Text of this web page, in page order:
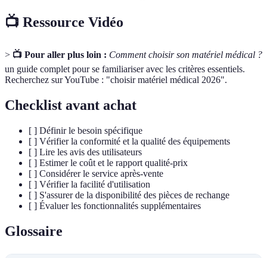
📺 Ressource Vidéo
> 📺 Pour aller plus loin : Comment choisir son matériel médical ?
un guide complet pour se familiariser avec les critères essentiels.
Recherchez sur YouTube : "choisir matériel médical 2026".
Checklist avant achat
[ ] Définir le besoin spécifique
[ ] Vérifier la conformité et la qualité des équipements
[ ] Lire les avis des utilisateurs
[ ] Estimer le coût et le rapport qualité-prix
[ ] Considérer le service après-vente
[ ] Vérifier la facilité d'utilisation
[ ] S'assurer de la disponibilité des pièces de rechange
[ ] Évaluer les fonctionnalités supplémentaires
Glossaire